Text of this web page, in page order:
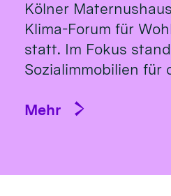
Kölner
Klima-Forum für
statt. Im Fokus
Sozialimmobilien für
Mehr